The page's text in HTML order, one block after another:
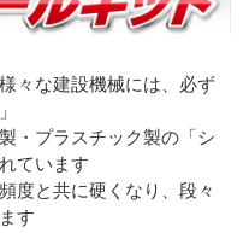
々な建設機械には、必ず
・プラスチック製の「シ
ています
度と共に硬くなり、段々
す